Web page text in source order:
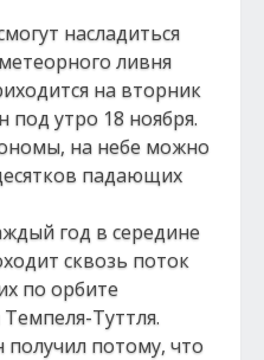
насладиться
ливня
на вторник
под утро 18 ноября.
на небе можно
падающих
год в середине
сквозь поток
по орбите
Туттля.
потому, что